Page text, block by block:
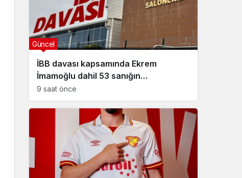
İBB davası kapsamında Ekrem
İmamoğlu dahil 53 sanığın
tutukluluğuna devam kararı
9 saat önce
Güncel